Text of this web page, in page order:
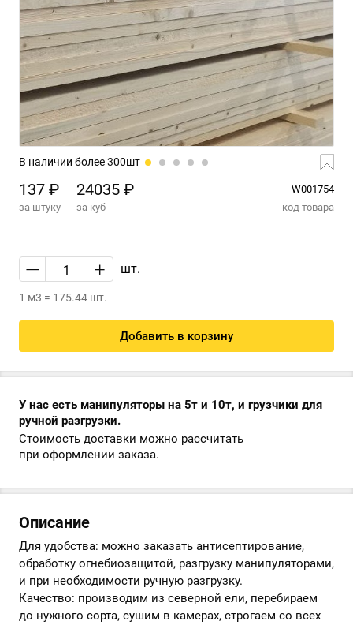
В наличии более 300шт
137 ₽ 24035 ₽
W001754
за штуку
за куб код товара
— + шт.
1 м3 = 175.44 шт.
Добавить в корзину
У нас есть манипуляторы на 5т и 10т, и грузчики для
ручной разгрузки.
Стоимость доставки можно рассчитать
при оформлении заказа.
Описание
Для удобства: можно заказать антисептирование,
обработку огнебиозащитой, разгрузку манипуляторами,
и при необходимости ручную разгрузку.
Качество: производим из северной ели, перебираем
до нужного сорта, сушим в камерах, строгаем со всех